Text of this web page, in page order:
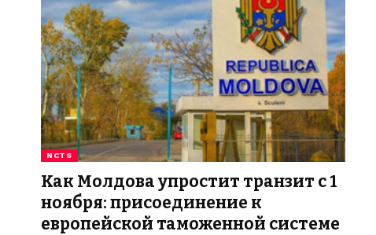
NCTS
Как Молдова упростит транзит с 1
ноября: присоединение к
европейской таможенной системе